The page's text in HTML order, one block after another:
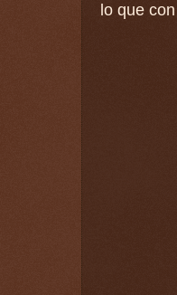
lo que